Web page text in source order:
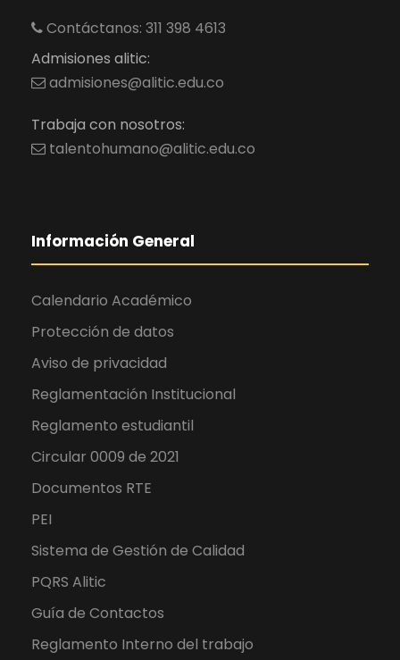
Contáctanos: 311 398 4613
Admisiones alitic:
admisiones@alitic.edu.co
Trabaja con nosotros:
talentohumano@alitic.edu.co
Información General
Calendario Académico
Protección de datos
Aviso de privacidad
Reglamentación Institucional
Reglamento estudiantil
Circular 0009 de 2021
Documentos RTE
PEI
Sistema de Gestión de Calidad
PQRS Alitic
Guía de Contactos
Reglamento Interno del trabajo